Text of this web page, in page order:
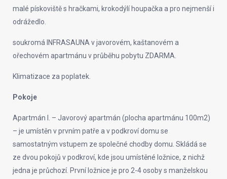
malé pískoviště s hračkami, krokodýlí houpačka a pro nejmenší i
odrážedlo.
soukromá INFRASAUNA v javorovém, kaštanovém a
ořechovém apartmánu v průběhu pobytu ZDARMA.
Klimatizace za poplatek.
Pokoje
Apartmán I. – Javorový apartmán (plocha apartmánu 100m2)
– je umístěn v prvním patře a v podkroví domu se
samostatným vstupem ze společné chodby domu. Skládá se
ze dvou pokojů v podkroví, kde jsou umístěné ložnice, z nichž
jedna je průchozí. První ložnice je pro 2-4 osoby s manželskou